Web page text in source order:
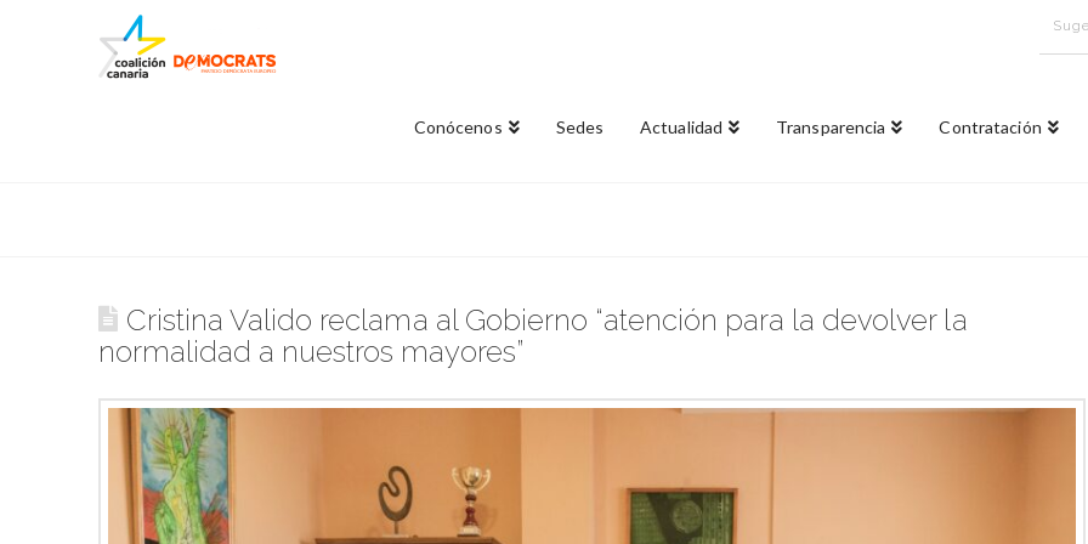
Conócenos Sedes Actualidad Transparencia Contratación
Cristina Valido reclama al Gobierno “atención para la devolver la
normalidad a nuestros mayores”